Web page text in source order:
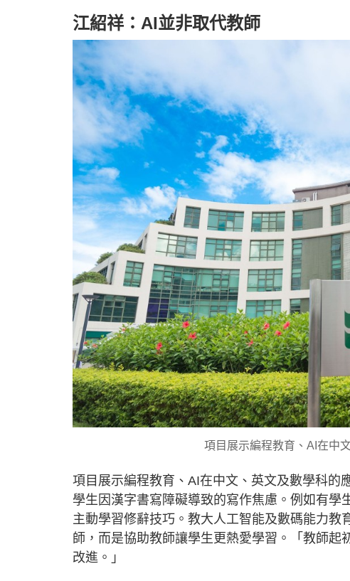
江紹祥：AI並非取代教師
項目展示編程教育、AI在中
項目展示編程教育、AI在中文、英文及數學科的
學生因漢字書寫障礙導致的寫作焦慮。例如有
主動學習修辭技巧。教大人工智能及數碼能力
師，而是協助教師讓學生更熱愛學習。「教師
改進。」